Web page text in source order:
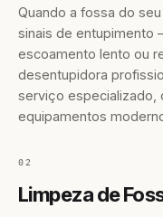
Quando a fossa do
sinais de entupimento
escoamento lento ou
desentupidora
serviço especializado,
equipamentos
02
Limpeza de